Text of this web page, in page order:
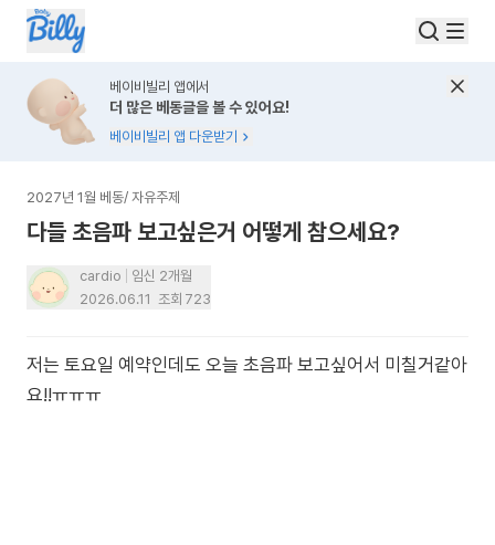
베이비빌리 앱에서
더 많은 베동글을 볼 수 있어요!
베이비빌리 앱 다운받기
2027년 1월 베동/ 자유주제
다들 초음파 보고싶은거 어떻게 참으세요?
cardio
임신 2개월
2026.06.11 조회 723
저는 토요일 예약인데도 오늘 초음파 보고싶어서 미칠거같아
요!!ㅠㅠㅠ